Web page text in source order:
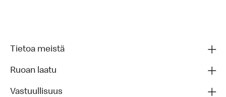
Tietoa meistä
Ruoan laatu
Vastuullisuus